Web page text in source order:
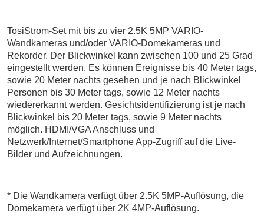
TosiStrom-Set mit bis zu vier 2.5K 5MP VARIO-
Wandkameras und/oder VARIO-Domekameras und
Rekorder. Der Blickwinkel kann zwischen 100 und 25 Grad
eingestellt werden. Es können Ereignisse bis 40 Meter tags,
sowie 20 Meter nachts gesehen und je nach Blickwinkel
Personen bis 30 Meter tags, sowie 12 Meter nachts
wiedererkannt werden. Gesichtsidentifizierung ist je nach
Blickwinkel bis 20 Meter tags, sowie 9 Meter nachts
möglich. HDMI/VGA Anschluss und
Netzwerk/Internet/Smartphone App-Zugriff auf die Live-
Bilder und Aufzeichnungen.
* Die Wandkamera verfügt über 2.5K 5MP-Auflösung, die
Domekamera verfügt über 2K 4MP-Auflösung.